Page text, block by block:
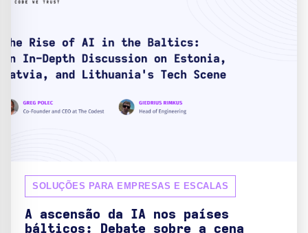
SOLUÇÕES PARA EMPRESAS E ESCALAS
A ascensão da IA nos países
bálticos: Debate sobre a cena